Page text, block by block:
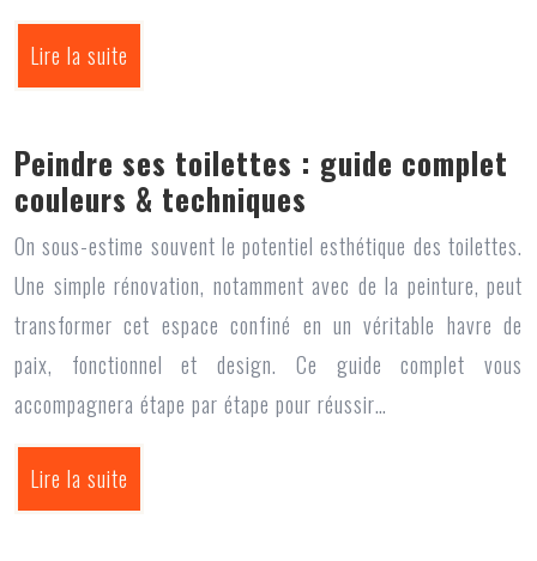
Lire la suite
Peindre ses toilettes : guide complet
couleurs & techniques
On sous-estime souvent le potentiel esthétique des toilettes.
Une simple rénovation, notamment avec de la peinture, peut
transformer cet espace confiné en un véritable havre de
paix, fonctionnel et design. Ce guide complet vous
accompagnera étape par étape pour réussir…
Lire la suite